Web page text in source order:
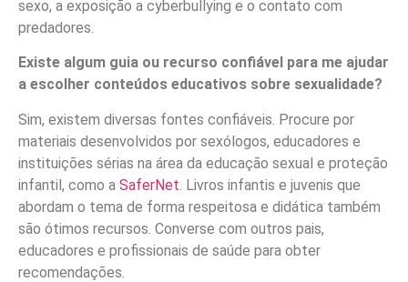
sexo, a exposição a cyberbullying e o contato com
predadores.
Existe algum guia ou recurso confiável para me ajudar
a escolher conteúdos educativos sobre sexualidade?
Sim, existem diversas fontes confiáveis. Procure por
materiais desenvolvidos por sexólogos, educadores e
instituições sérias na área da educação sexual e proteção
infantil, como a SaferNet . Livros infantis e juvenis que
abordam o tema de forma respeitosa e didática também
são ótimos recursos. Converse com outros pais,
educadores e profissionais de saúde para obter
recomendações.